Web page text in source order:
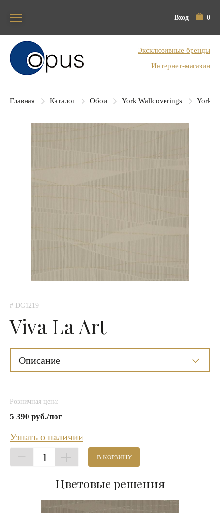
Вход 0
Блок поиска
Эксклюзивные бренды
Интернет-магазин
Главная Каталог Обои York Wallcoverings York
# DG1219
Viva La Art
Описание
Розничная цена:
5 390 руб./пог
Узнать о наличии
1 В КОРЗИНУ
Цветовые решения